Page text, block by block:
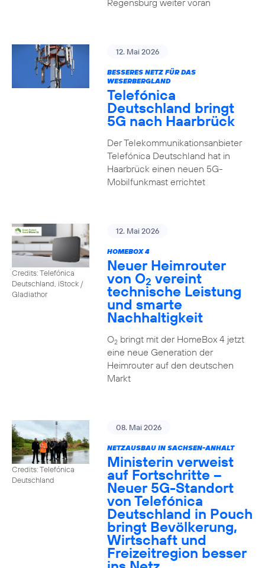
Regensburg weiter voran
12. Mai 2026
BESSERES NETZ FÜR DAS
WESERBERGLAND
Telefónica
Deutschland bringt
5G nach Haarbrück
Der Telekommunikationsanbieter
Telefónica Deutschland hat in
Haarbrück einen neuen 5G-
Mobilfunkmast errichtet
Credits: Telefónica
Deutschland, iStock /
Gladiathor
12. Mai 2026
HOMEBOX 4
Neuer Heimrouter
von O2 vereint
technische Leistung
und smarte
Nachhaltigkeit
O2bringt mit der HomeBox 4 jetzt
eine neue Generation der
Heimrouter auf den deutschen
Markt
Credits: Telefónica
Deutschland
08. Mai 2026
NETZAUSBAU IN SACHSEN-ANHALT
Ministerin verweist
auf Fortschritte –
Neuer 5G-Standort
von Telefónica
Deutschland in Pouch
bringt Bevölkerung,
Wirtschaft und
Freizeitregion besser